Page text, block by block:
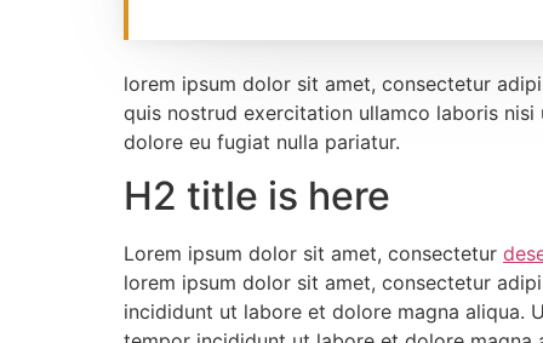
lorem ipsum dolor sit amet, consectetur
quis nostrud exercitation ullamco laboris
dolore eu fugiat nulla pariatur.
H2 title is here
Lorem ipsum dolor sit amet, consectetur
lorem ipsum dolor sit amet, consectetur
incididunt ut labore et dolore magna aliqua.